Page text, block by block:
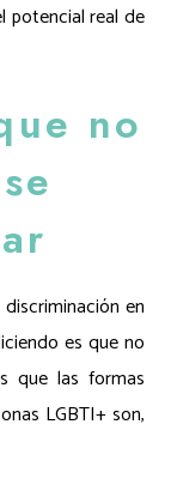
potencial real de
no
en
es que no
que las formas
LGBTI+ son,